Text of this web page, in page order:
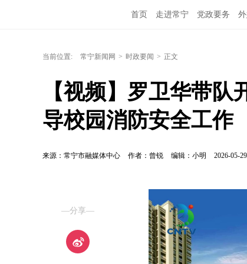
首页 走进常宁 党政要务
当前位置: 常宁新闻网 > 时政要闻 > 正文
【视频】罗卫华带
导校园消防安全工作
来源：常宁市融媒体中心 作者：曾锐 编辑：小明 2026-05-
—分享—